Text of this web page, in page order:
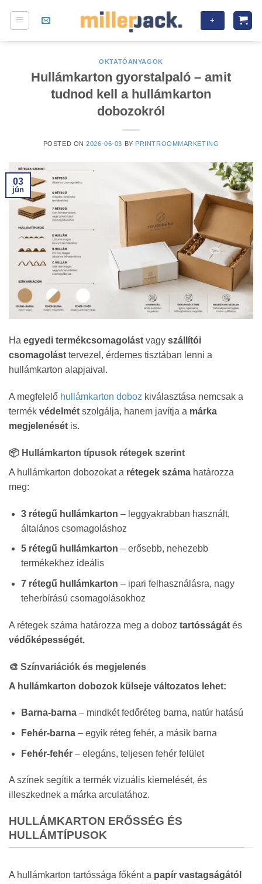
+
OKTATÓANYAGOK
Hullámkarton gyorstalpaló – amit
tudnod kell a hullámkarton
dobozokról
POSTED ON2026-06-03 BY PRINTROOMMARKETING
03
jún
Ha egyedi termékcsomagolást vagy szállítói
csomagolást tervezel, érdemes tisztában lenni a
hullámkarton alapjaival.
A megfelelő hullámkarton doboz kiválasztása nemcsak a
termék védelmét szolgálja, hanem javítja a márka
megjelenését is.
📦 Hullámkarton típusok rétegek szerint
A hullámkarton dobozokat a rétegek száma határozza
meg:
3 rétegű hullámkarton – leggyakrabban használt,
általános csomagoláshoz
5 rétegű hullámkarton – erősebb, nehezebb
termékekhez ideális
7 rétegű hullámkarton – ipari felhasználásra, nagy
teherbírású csomagolásokhoz
A rétegek száma határozza meg a doboz tartósságát és
védőképességét.
🎨 Színvariációk és megjelenés
A hullámkarton dobozok külseje változatos lehet:
Barna-barna– mindkét fedőréteg barna, natúr hatású
Fehér-barna– egyik réteg fehér, a másik barna
Fehér-fehér– elegáns, teljesen fehér felület
A színek segítik a termék vizuális kiemelését, és
illeszkednek a márka arculatához.
HULLÁMKARTON ERŐSSÉG ÉS
HULLÁMTÍPUSOK
A hullámkarton tartóssága főként a papír vastagságától